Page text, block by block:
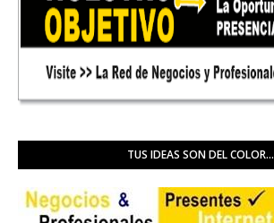
TUS IDEAS SON DEL COLOR...